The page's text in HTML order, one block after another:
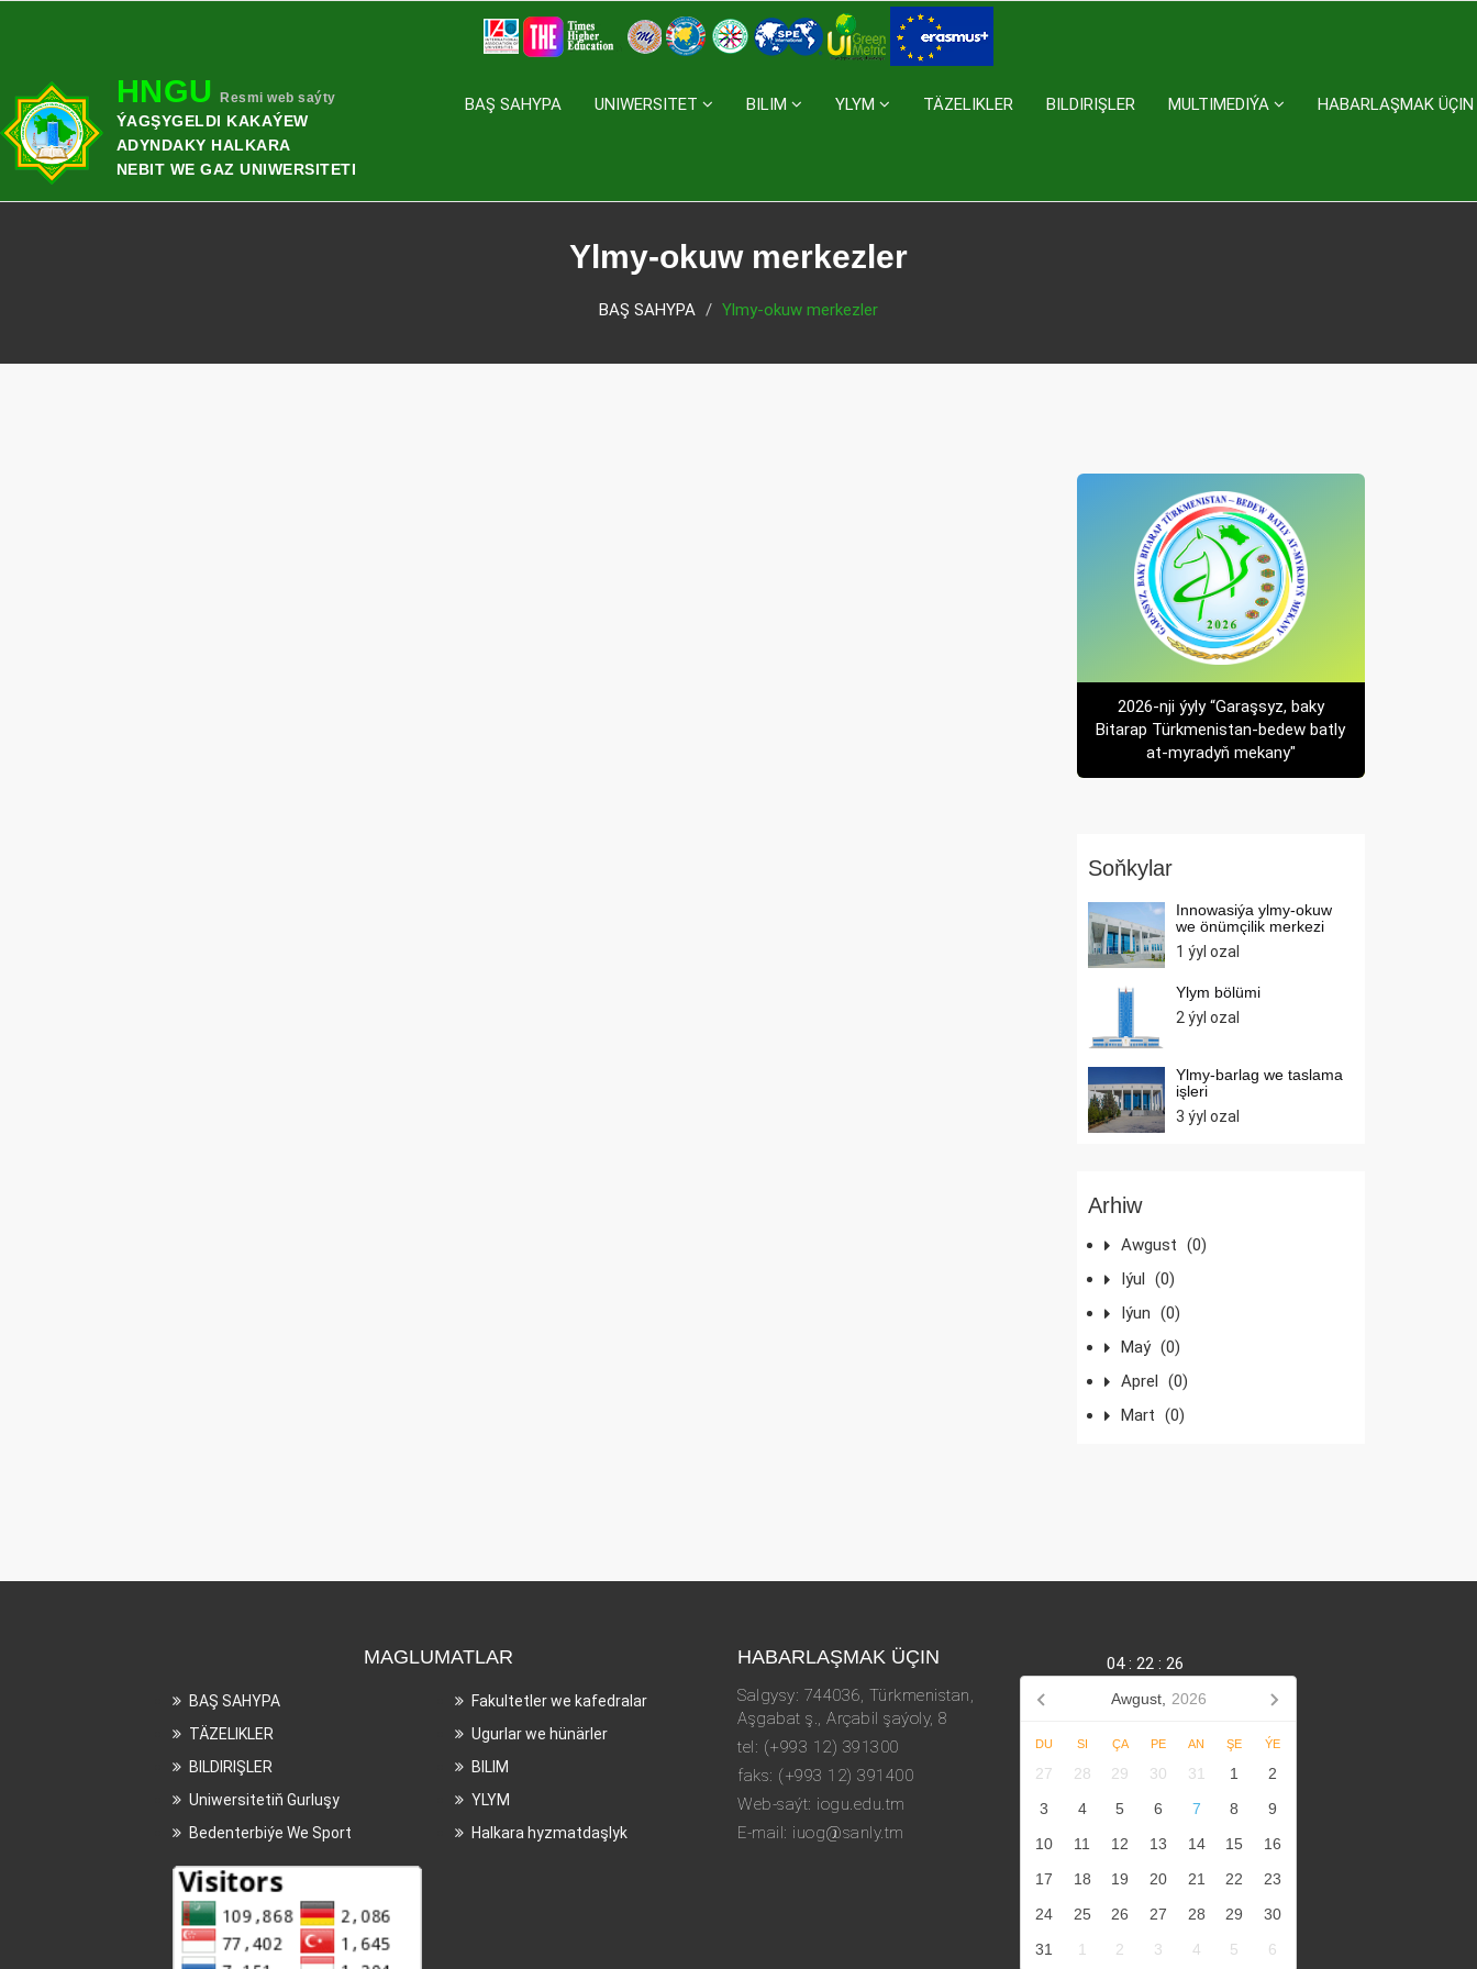
HNGU Resmi web saýty
ÝAGŞYGELDI KAKAÝEW
ADYNDAKY HALKARA
NEBIT WE GAZ UNIWERSITETI
BAŞ SAHYPA UNIWERSITET BILIM YLYM TÄZELIKLER BILDIRIŞLER MULTIMEDIÝA HABARLAŞMAK ÜÇIN
Ylmy-okuw merkezler
BAŞ SAHYPA Ylmy-okuw merkezler
2026-nji ýyly “Garaşsyz, baky
Bitarap Türkmenistan-bedew batly
at-myradyň mekany"
Soňkylar
Innowasiýa ylmy-okuw
we önümçilik merkezi
1 ýyl ozal
Ylym bölümi
2 ýyl ozal
Ylmy-barlag we taslama
işleri
3 ýyl ozal
Arhiw
Awgust (0)
Iýul (0)
Iýun (0)
Maý (0)
Aprel (0)
Mart (0)
MAGLUMATLAR
BAŞ SAHYPA
TÄZELIKLER
BILDIRIŞLER
Uniwersitetiň Gurluşy
Bedenterbiýe We Sport
Fakultetler we kafedralar
Ugurlar we hünärler
BILIM
YLYM
Halkara hyzmatdaşlyk
HABARLAŞMAK ÜÇIN
Salgysy: 744036, Türkmenistan,
Aşgabat ş., Arçabil şaýoly, 8
tel: (+993 12) 391300
faks: (+993 12) 391400
Web-saýt: iogu.edu.tm
E-mail: iuog@sanly.tm
04: 22 : 26
Awgust, 2026
DU SI ÇA PE AN ŞE ÝE
27 28 29 30 31 1
2
3
4 5 6 7 8
9
10
11 12 13 14 15
16
17
18 19 20 21 22
23
24
25 26 27 28 29
30
31
1 2 3 4 5 6